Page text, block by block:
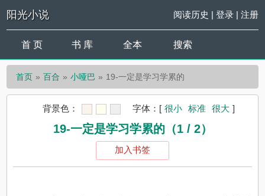
阳光小说 阅读历史 | 登录| 注册
首 页 书 库 全本 搜索
首页 百合 小哑巴 19-一定是学习学累的
背景色： 字体： [ 很小 标准 很大 ]
19-一定是学习学累的（1 / 2）
加入书签